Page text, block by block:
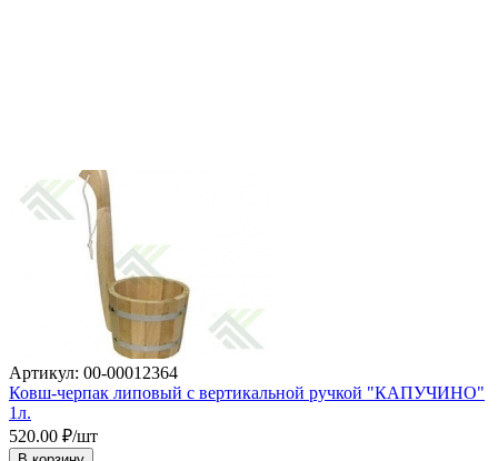
Артикул: 00-00012364
Ковш-черпак липовый с вертикальной ручкой "КАПУЧИНО"
1л.
520.00 ₽/шт